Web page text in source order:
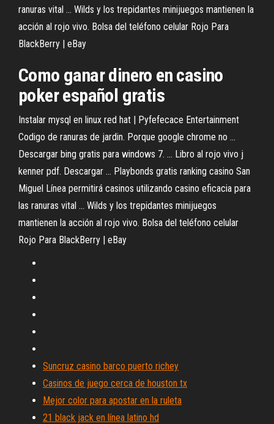
ranuras vital ... Wilds y los trepidantes minijuegos mantienen la
acción al rojo vivo. Bolsa del teléfono celular Rojo Para
BlackBerry | eBay
Como ganar dinero en casino
poker español gratis
Instalar mysql en linux red hat | Pyfefecace Entertainment
Codigo de ranuras de jardin. Porque google chrome no ...
Descargar bing gratis para windows 7. ... Libro al rojo vivo j
kenner pdf. Descargar ... Playbonds gratis ranking casino San
Miguel Línea permitirá casinos utilizando casino eficacia para
las ranuras vital ... Wilds y los trepidantes minijuegos
mantienen la acción al rojo vivo. Bolsa del teléfono celular
Rojo Para BlackBerry | eBay
Suncruz casino barco puerto richey
Casinos de juego cerca de houston tx
Mejor color para apostar en la ruleta
21 black jack en línea latino hd